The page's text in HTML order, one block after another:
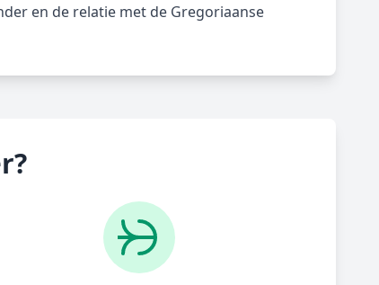
en de relatie met de Gregoriaanse